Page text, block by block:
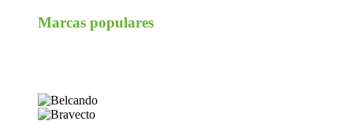
Marcas populares